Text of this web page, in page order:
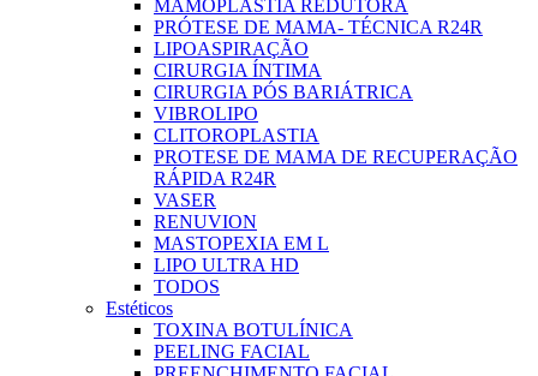
MAMOPLASTIA REDUTORA
PRÓTESE DE MAMA- TÉCNICA R24R
LIPOASPIRAÇÃO
CIRURGIA ÍNTIMA
CIRURGIA PÓS BARIÁTRICA
VIBROLIPO
CLITOROPLASTIA
PROTESE DE MAMA DE RECUPERAÇÃO
RÁPIDA R24R
VASER
RENUVION
MASTOPEXIA EM L
LIPO ULTRA HD
TODOS
Estéticos
TOXINA BOTULÍNICA
PEELING FACIAL